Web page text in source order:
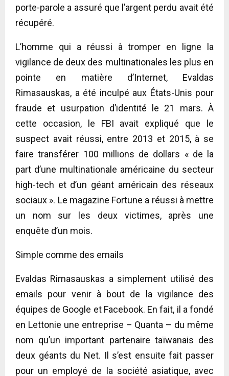
porte-parole a assuré que l’argent perdu avait été
récupéré.
L’homme qui a réussi à tromper en ligne la
vigilance de deux des multinationales les plus en
pointe en matière d’Internet, Evaldas
Rimasauskas, a été inculpé aux États-Unis pour
fraude et usurpation d’identité le 21 mars. À
cette occasion, le FBI avait expliqué que le
suspect avait réussi, entre 2013 et 2015, à se
faire transférer 100 millions de dollars « de la
part d’une multinationale américaine du secteur
high-tech et d’un géant américain des réseaux
sociaux ». Le magazine Fortune a réussi à mettre
un nom sur les deux victimes, après une
enquête d’un mois.
Simple comme des emails
Evaldas Rimasauskas a simplement utilisé des
emails pour venir à bout de la vigilance des
équipes de Google et Facebook. En fait, il a fondé
en Lettonie une entreprise – Quanta – du même
nom qu’un important partenaire taïwanais des
deux géants du Net. Il s’est ensuite fait passer
pour un employé de la société asiatique, avec